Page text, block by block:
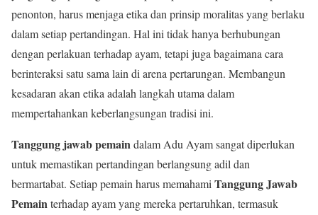
penonton, harus menjaga etika dan prinsip moralitas yang berlaku
dalam setiap pertandingan. Hal ini tidak hanya berhubungan
dengan perlakuan terhadap ayam, tetapi juga bagaimana cara
berinteraksi satu sama lain di arena pertarungan. Membangun
kesadaran akan etika adalah langkah utama dalam
mempertahankan keberlangsungan tradisi ini.
Tanggung jawab pemaindalam Adu Ayam sangat diperlukan
untuk memastikan pertandingan berlangsung adil dan
bermartabat. Setiap pemain harus memahami Tanggung Jawab
Pemainterhadap ayam yang mereka pertaruhkan, termasuk